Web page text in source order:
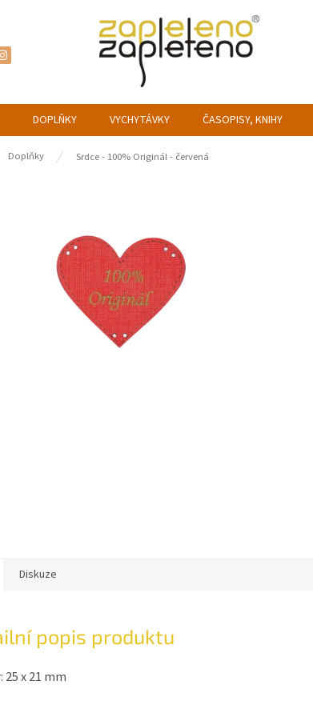
DOPLŇKY VYCHYTÁVKY ČASOPISY, KNIHY
Doplňky Srdce - 100% Originál - červená
Diskuze
popis produktu
25 x 21 mm